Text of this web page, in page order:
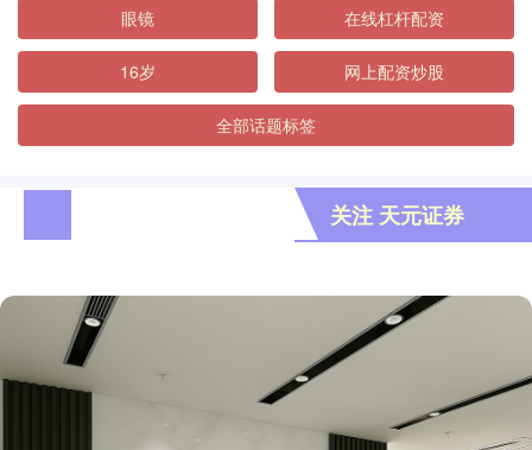
眼镜 在线杠杆配资
16岁 网上配资炒股
全部话题标签
关注 天元证券